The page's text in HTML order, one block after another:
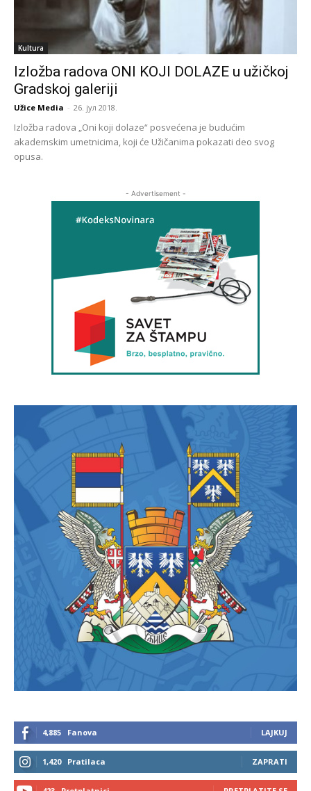
Kultura
Izložba radova ONI KOJI DOLAZE u užičkoj
Gradskoj galeriji
Užice Media - 26. јул 2018.
Izložba radova „Oni koji dolaze“ posvećena je budućim
akademskim umetnicima, koji će Užičanima pokazati deo svog
opusa.
- Advertisement -
4,885 Fanova LAJKUJ
1,420 Pratilaca ZAPRATI